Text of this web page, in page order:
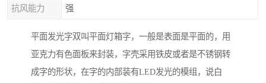
抗风能力 强
平面发光字双叫平面灯箱字，一般是表面是平面的，用
亚克力有色面板来封装，字壳采用铁皮或者是不锈钢转
成字的形状，在字的内部装有LED发光的模组，说白